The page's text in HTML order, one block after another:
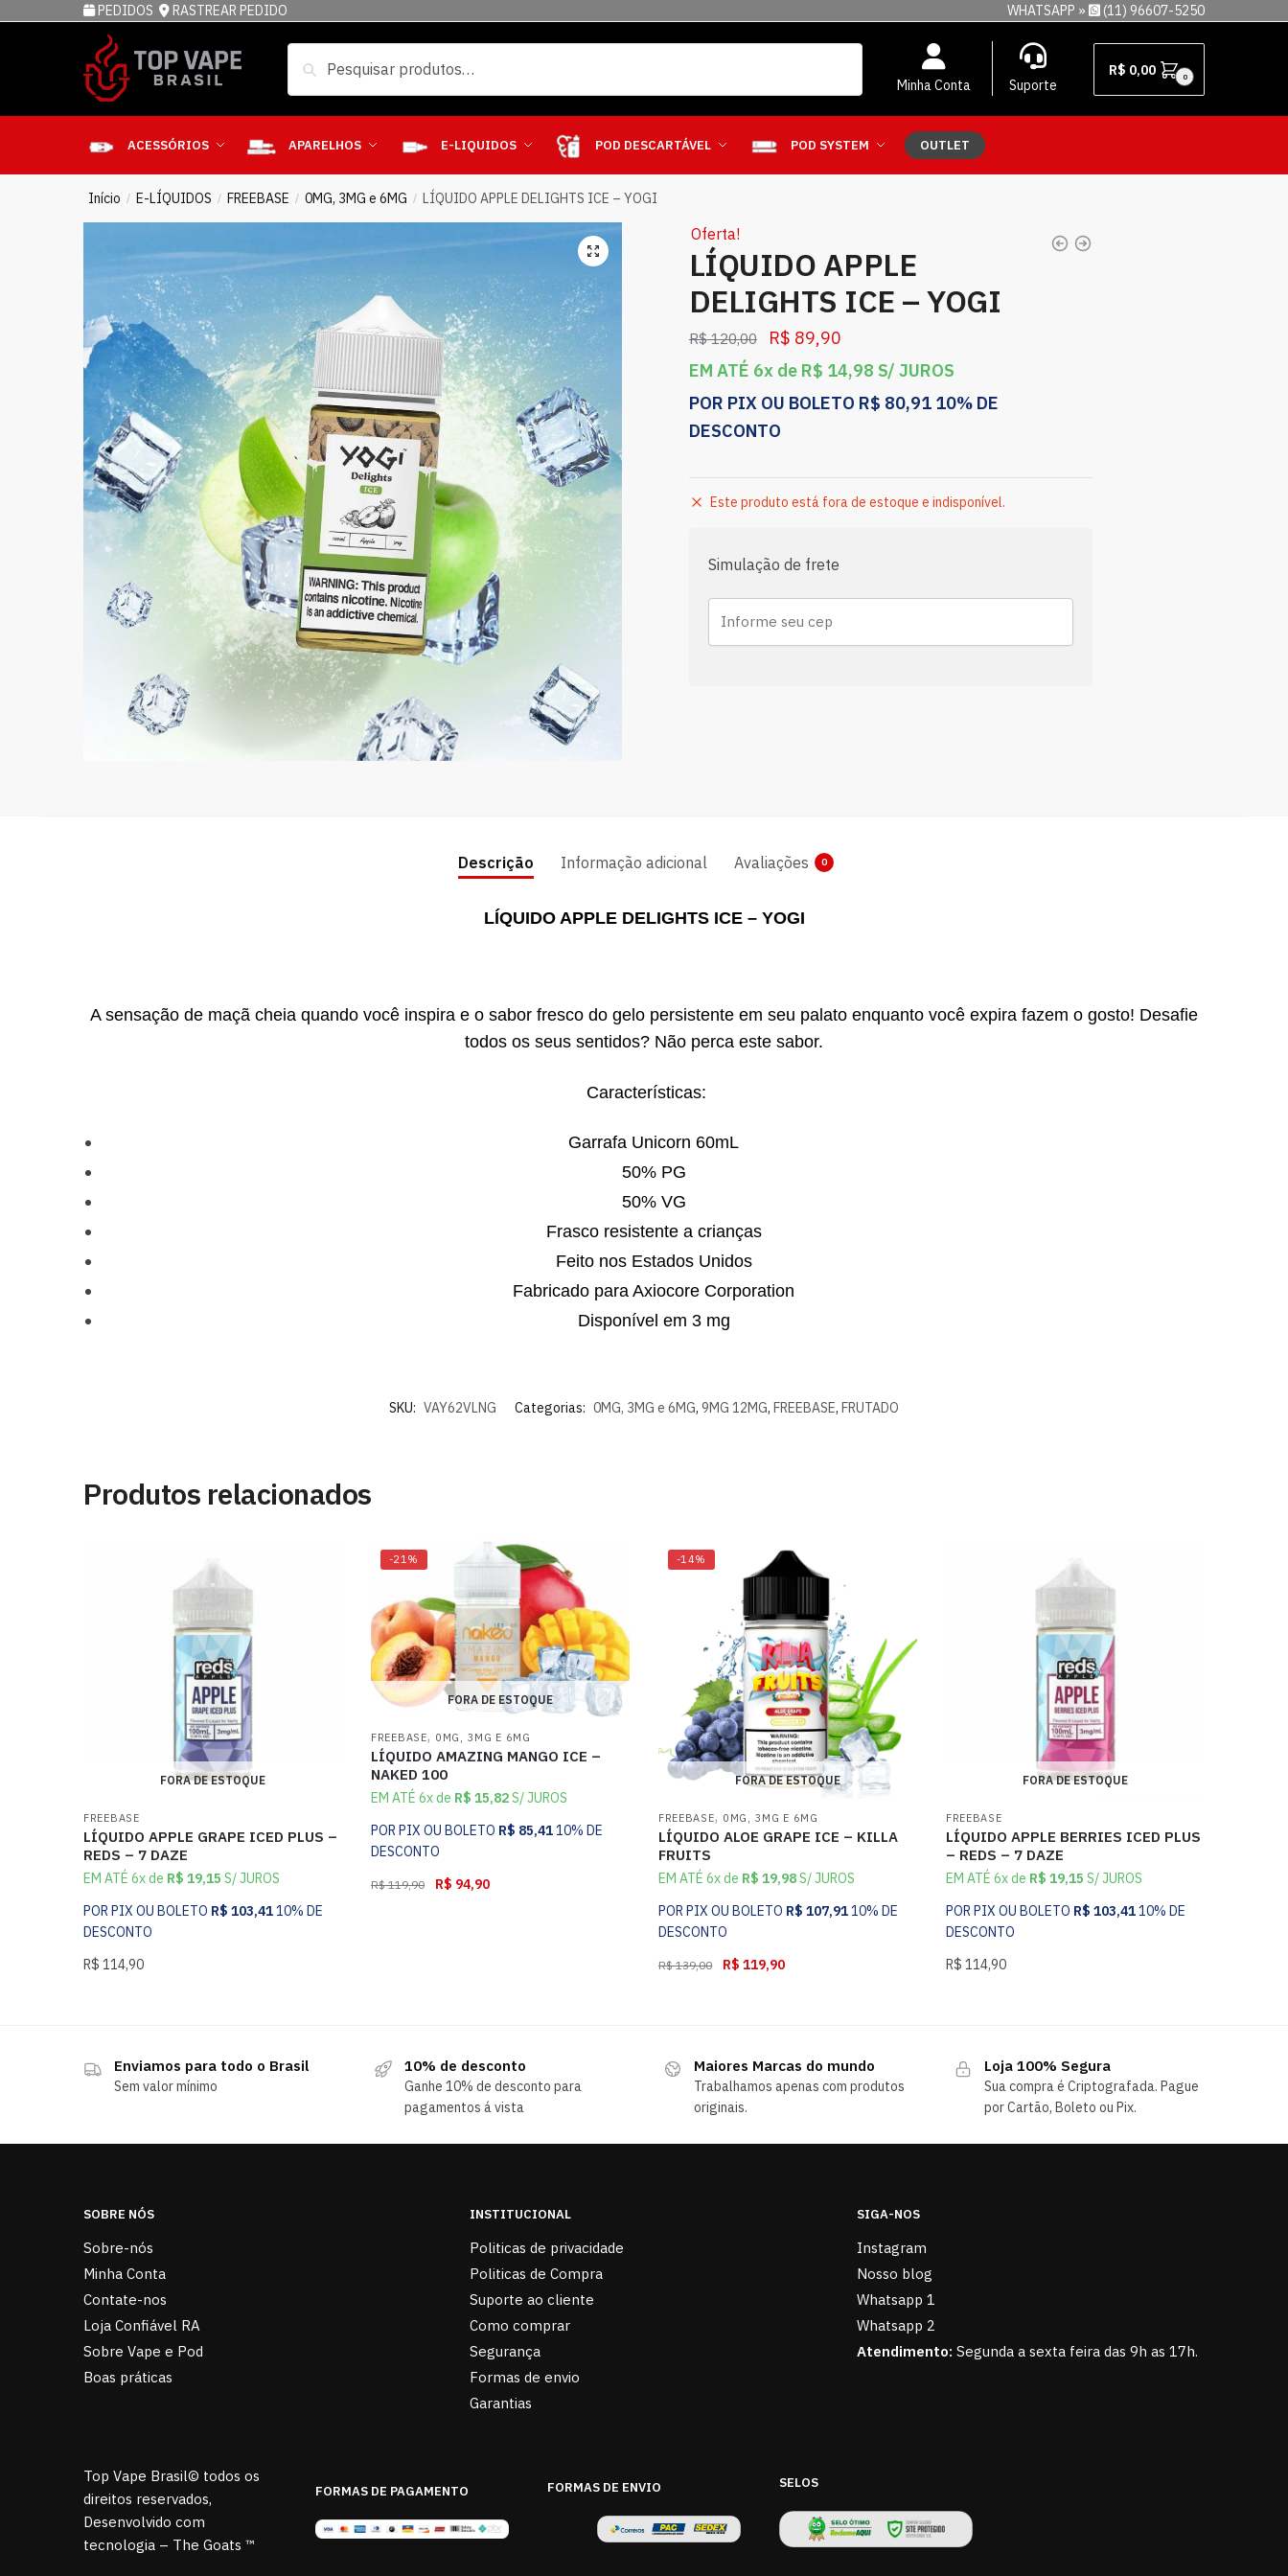
PEDIDOS RASTREAR PEDIDO WHATSAPP » (11) 96607-5250
Minha Conta Suporte
R$ 0,00 0
ACESSÓRIOS APARELHOS E-LIQUIDOS POD DESCARTÁVEL POD SYSTEM OUTLET
Início / E-LÍQUIDOS / FREEBASE / 0MG, 3MG e 6MG / LÍQUIDO APPLE DELIGHTS ICE – YOGI
Oferta!
LÍQUIDO APPLE
DELIGHTS ICE – YOGI
R$120,00 R$ 89,90
EM ATÉ 6x de R$ 14,98 S/ JUROS
POR PIX OU BOLETO R$ 80,91 10% DE
DESCONTO
Este produto está fora de estoque e indisponível.
Simulação de frete
Descrição Informação adicional Avaliações 0
LÍQUIDO APPLE DELIGHTS ICE – YOGI
A sensação de maçã cheia quando você inspira e o sabor fresco do gelo persistente em seu palato enquanto você expira fazem o gosto! Desafie
todos os seus sentidos? Não perca este sabor.
Características:
Garrafa Unicorn 60mL
50% PG
50% VG
Frasco resistente a crianças
Feito nos Estados Unidos
Fabricado para Axiocore Corporation
Disponível em 3 mg
SKU: VAY62VLNG Categorias: 0MG, 3MG e 6MG, 9MG 12MG, FREEBASE, FRUTADO
Produtos relacionados
FORA DE ESTOQUE
FREEBASE
LÍQUIDO APPLE GRAPE ICED PLUS –
REDS – 7 DAZE
EM ATÉ 6x de R$ 19,15 S/ JUROS
POR PIX OU BOLETO R$ 103,4110% DE
DESCONTO
R$ 114,90
-21%
FORA DE ESTOQUE
FREEBASE, 0MG, 3MG E 6MG
LÍQUIDO AMAZING MANGO ICE –
NAKED 100
EM ATÉ 6x de R$ 15,82S/ JUROS
POR PIX OU BOLETO R$ 85,4110% DE
DESCONTO
R$119,90 R$ 94,90
-14%
FORA DE ESTOQUE
FREEBASE, 0MG, 3MG E 6MG
LÍQUIDO ALOE GRAPE ICE – KILLA
FRUITS
EM ATÉ 6x de R$ 19,98S/ JUROS
POR PIX OU BOLETO R$ 107,9110% DE
DESCONTO
R$139,00 R$ 119,90
FORA DE ESTOQUE
FREEBASE
LÍQUIDO APPLE BERRIES ICED PLUS
– REDS – 7 DAZE
EM ATÉ 6x de R$ 19,15 S/ JUROS
POR PIX OU BOLETO R$ 103,4110% DE
DESCONTO
R$ 114,90
Enviamos para todo o Brasil
Sem valor mínimo
10% de desconto
Ganhe 10% de desconto para
pagamentos á vista
Maiores Marcas do mundo
Trabalhamos apenas com produtos
originais.
Loja 100% Segura
Sua compra é Criptografada. Pague
por Cartão, Boleto ou Pix.
SOBRE NÓS
Sobre-nós
Minha Conta
Contate-nos
Loja Confiável RA
Sobre Vape e Pod
Boas práticas
INSTITUCIONAL
Politicas de privacidade
Politicas de Compra
Suporte ao cliente
Como comprar
Segurança
Formas de envio
Garantias
SIGA-NOS
Instagram
Nosso blog
Whatsapp 1
Whatsapp 2
Atendimento: Segunda a sexta feira das 9h as 17h.
Top Vape Brasil© todos os
direitos reservados,
Desenvolvido com
tecnologia – The Goats ™
FORMAS DE PAGAMENTO FORMAS DE ENVIO SELOS